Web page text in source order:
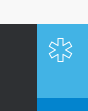
健康肛門
裂差異 逾
「落枕」
展運動」預